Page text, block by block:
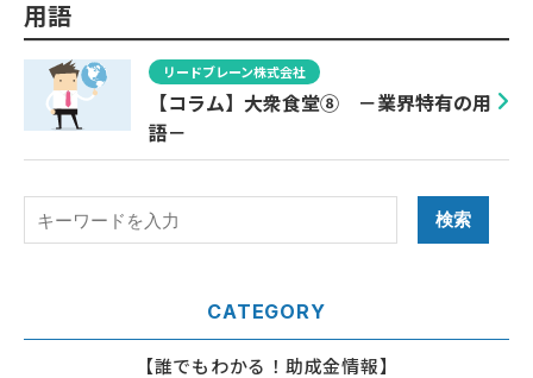
用語
リードブレーン株式会社
【コラム】大衆食堂⑧ －業界特有の用
語－
CATEGORY
【誰でもわかる！助成金情報】